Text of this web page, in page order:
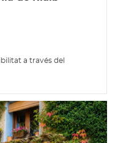
a través del